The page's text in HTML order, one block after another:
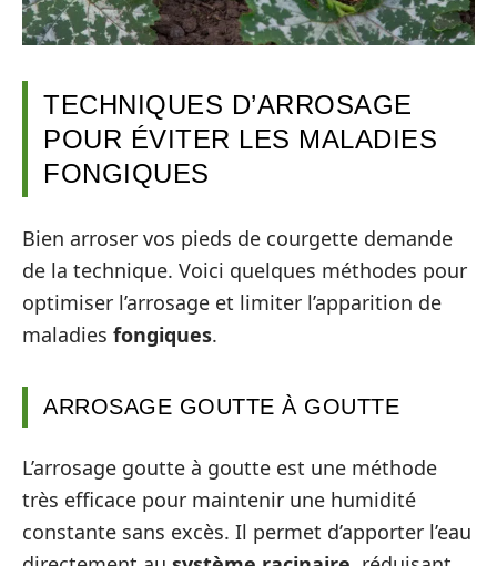
TECHNIQUES D’ARROSAGE
POUR ÉVITER LES MALADIES
FONGIQUES
Bien arroser vos pieds de courgette demande
de la technique. Voici quelques méthodes pour
optimiser l’arrosage et limiter l’apparition de
maladies fongiques.
ARROSAGE GOUTTE À GOUTTE
L’arrosage goutte à goutte est une méthode
très efficace pour maintenir une humidité
constante sans excès. Il permet d’apporter l’eau